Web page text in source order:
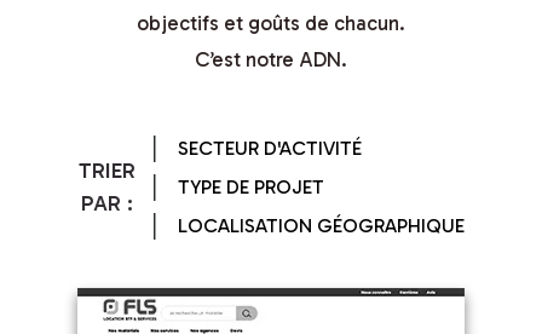
objectifs et goûts de chacun.
C’est notre ADN.
TRIER
PAR :
SECTEUR D'ACTIVITÉ
TYPE DE PROJET
LOCALISATION GÉOGRAPHIQUE